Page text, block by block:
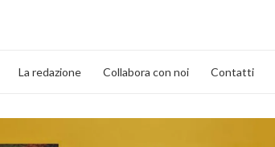
La redazione Collabora con noi Contatti